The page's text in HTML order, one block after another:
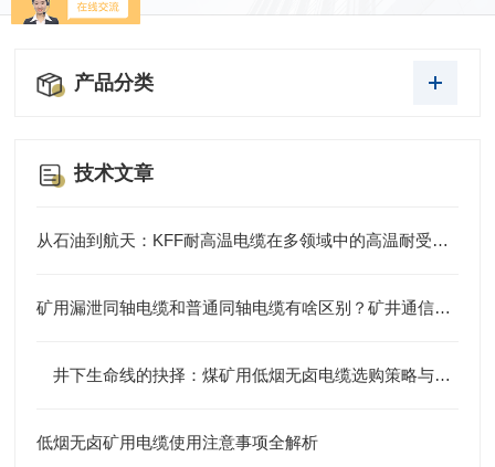
产品分类
技术文章
从石油到航天：KFF耐高温电缆在多领域中的高温耐受应用案例集
矿用漏泄同轴电缆和普通同轴电缆有啥区别？矿井通信全靠它
井下生命线的抉择：煤矿用低烟无卤电缆选购策略与规范深度剖析
低烟无卤矿用电缆使用注意事项全解析